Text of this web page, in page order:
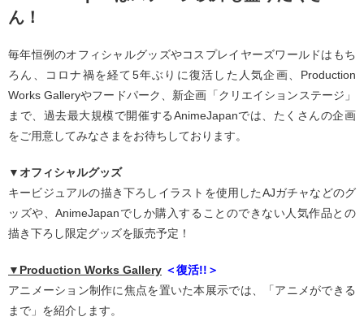
ん！
毎年恒例のオフィシャルグッズやコスプレイヤーズワールドはもち
ろん、コロナ禍を経て5年ぶりに復活した人気企画、Production
Works Galleryやフードパーク、新企画「クリエイションステージ」
まで、過去最大規模で開催するAnimeJapanでは、たくさんの企画
をご用意してみなさまをお待ちしております。
▼オフィシャルグッズ
キービジュアルの描き下ろしイラストを使用したAJガチャなどのグ
ッズや、AnimeJapanでしか購入することのできない人気作品との
描き下ろし限定グッズを販売予定！
▼Production Works Gallery ＜復活!!＞
アニメーション制作に焦点を置いた本展示では、「アニメができる
まで」を紹介します。